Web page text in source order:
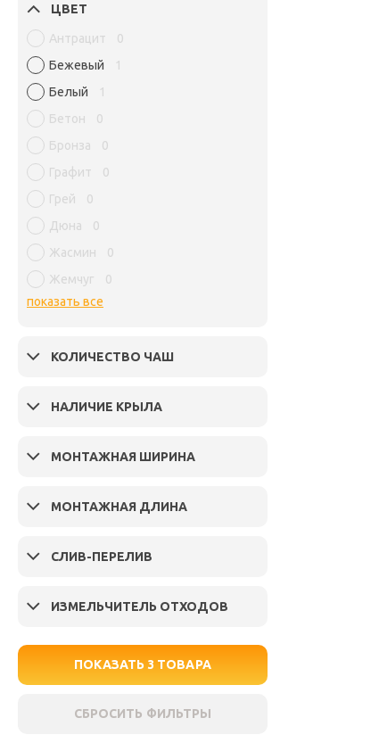
ЦВЕТ
Антрацит
0
Бежевый
1
Белый
1
Бетон
0
Бронза
0
Графит
0
Грей
0
Дюна
0
Жасмин
0
Жемчуг
0
показать все
КОЛИЧЕСТВО ЧАШ
НАЛИЧИЕ КРЫЛА
МОНТАЖНАЯ ШИРИНА
МОНТАЖНАЯ ДЛИНА
СЛИВ-ПЕРЕЛИВ
ИЗМЕЛЬЧИТЕЛЬ ОТХОДОВ
ПОКАЗАТЬ3 ТОВАРА
СБРОСИТЬ ФИЛЬТРЫ